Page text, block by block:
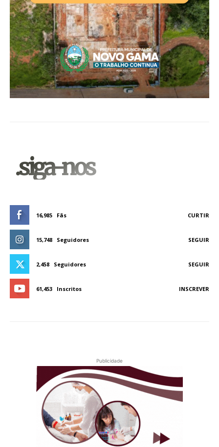
.siga-nos
16,985 Fãs CURTIR
15,748 Seguidores SEGUIR
2,458 Seguidores SEGUIR
61,453 Inscritos INSCREVER
Publicidade